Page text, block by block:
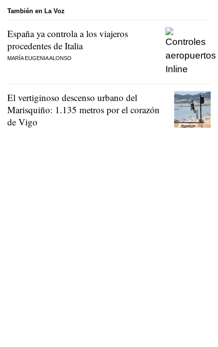
También en La Voz
España ya controla a los viajeros
procedentes de Italia
MARÍA EUGENIA ALONSO
El vertiginoso descenso urbano del
Marisquiño: 1.135 metros por el corazón
de Vigo